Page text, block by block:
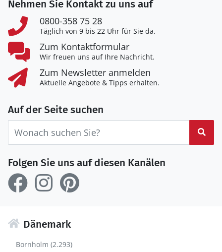
Nehmen Sie Kontakt zu uns auf
0800-358 75 28
Täglich von 9 bis 22 Uhr für Sie da.
Zum Kontaktformular
Wir freuen uns auf Ihre Nachricht.
Zum Newsletter anmelden
Aktuelle Angebote & Tipps erhalten.
Auf der Seite suchen
Folgen Sie uns auf diesen Kanälen
Dänemark
Bornholm (2.293)